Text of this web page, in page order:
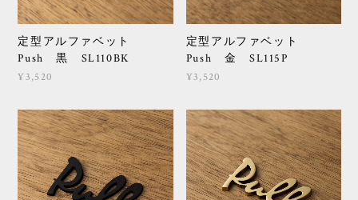
定型アルファベット
Push 黒 SL110BK
¥3,520
定型アルファベット
Push 金 SL115P
¥3,520